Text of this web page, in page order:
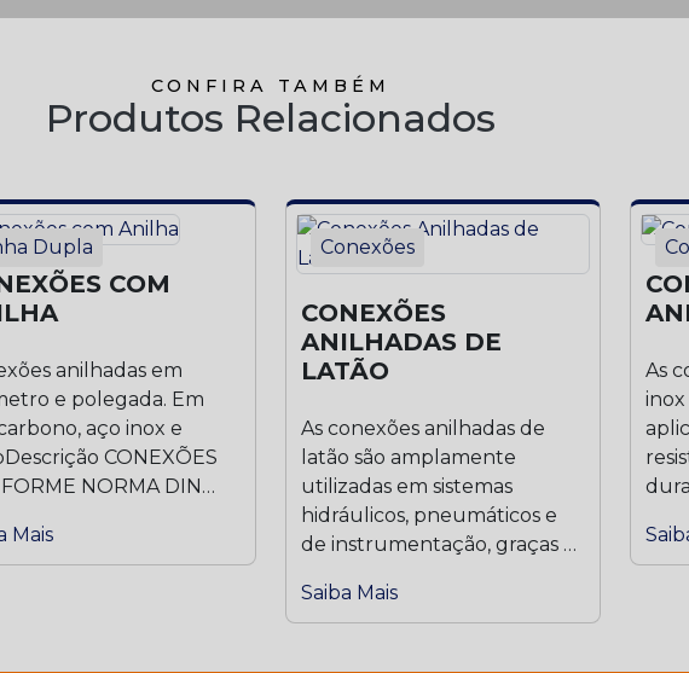
CONFIRA TAMBÉM
Produtos Relacionados
Dupla
COM
anilhadas em
e polegada. Em
aço inox e
CONEXÕES
NORMA DIN
Mais
Conexões
CONEXÕES
ANILHADAS DE
LATÃO
As conexões anilhadas de
latão são amplamente
utilizadas em sistemas
hidráulicos, pneumáticos e
de instrumentação, graças à
Saiba Mais
As
inox